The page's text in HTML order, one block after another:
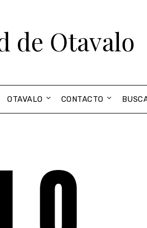
de Otavalo
OTAVALO CONTACTO